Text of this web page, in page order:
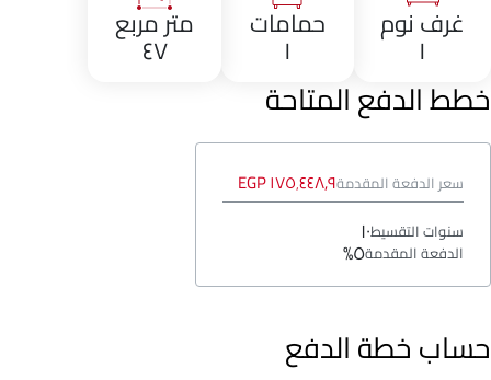
غرف نوم
١
حمامات
١
متر مربع
٤٧
خطط الدفع المتاحة
سعر الدفعة المقدمة١٧٥٬٤٤٨٫٩ EGP
سنوات التقسيط١٠
الدفعة المقدمة٥%
حساب خطة الدفع